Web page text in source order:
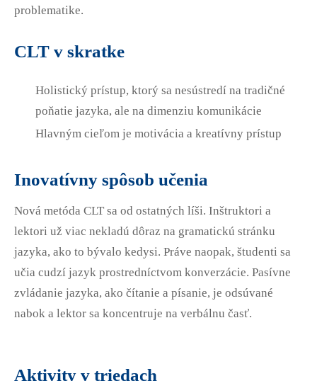
problematike.
CLT v skratke
Holistický prístup, ktorý sa nesústredí na tradičné
poňatie jazyka, ale na dimenziu komunikácie
Hlavným cieľom je motivácia a kreatívny prístup
Inovatívny spôsob učenia
Nová metóda CLT sa od ostatných líši. Inštruktori a
lektori už viac nekladú dôraz na gramatickú stránku
jazyka, ako to bývalo kedysi. Práve naopak, študenti sa
učia cudzí jazyk prostredníctvom konverzácie. Pasívne
zvládanie jazyka, ako čítanie a písanie, je odsúvané
nabok a lektor sa koncentruje na verbálnu časť.
Aktivity v triedach